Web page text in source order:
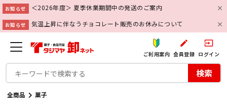
お知らせ ＜2026年度＞ 夏季休業期間中の発送のご案内
お知らせ 気温上昇に伴なうチョコレート販売のお休みについて
ご利用案内
create
会員登録
input
ログイン
検索
全商品 菓子